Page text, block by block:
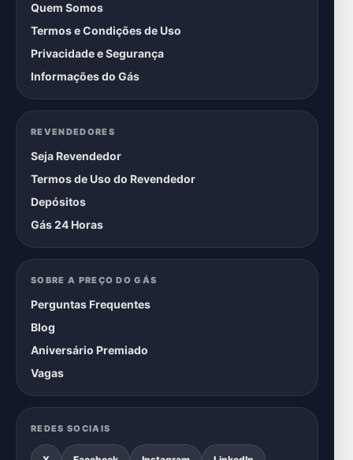
Quem Somos
Termos e Condições de Uso
Privacidade e Segurança
Informações do Gás
REVENDEDORES
Seja Revendedor
Termos de Uso do Revendedor
Depósitos
Gás 24 Horas
SOBRE A PREÇO DO GÁS
Perguntas Frequentes
Blog
Aniversário Premiado
Vagas
REDES SOCIAIS